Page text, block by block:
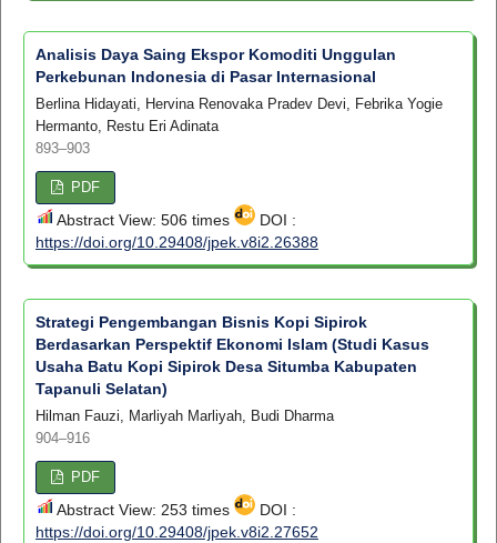
Analisis Daya Saing Ekspor Komoditi Unggulan
Perkebunan Indonesia di Pasar Internasional
Berlina Hidayati, Hervina Renovaka Pradev Devi, Febrika Yogie
Hermanto, Restu Eri Adinata
893–903
PDF
Abstract View: 506 times
DOI :
https://doi.org/10.29408/jpek.v8i2.26388
Strategi Pengembangan Bisnis Kopi Sipirok
Berdasarkan Perspektif Ekonomi Islam (Studi Kasus
Usaha Batu Kopi Sipirok Desa Situmba Kabupaten
Tapanuli Selatan)
Hilman Fauzi, Marliyah Marliyah, Budi Dharma
904–916
PDF
Abstract View: 253 times
DOI :
https://doi.org/10.29408/jpek.v8i2.27652